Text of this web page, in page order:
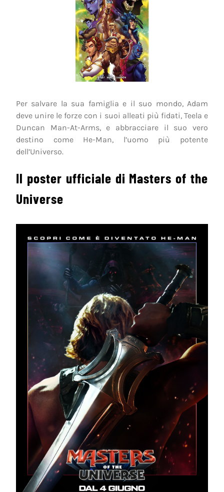
Per salvare la sua famiglia e il suo mondo, Adam
deve unire le forze con i suoi alleati più fidati, Teela e
Duncan Man-At-Arms, e abbracciare il suo vero
destino come He-Man, l’uomo più potente
dell’Universo.
Il poster ufficiale di Masters of the
Universe